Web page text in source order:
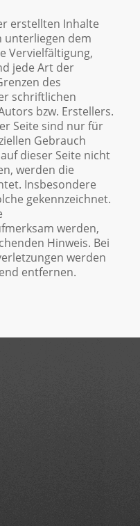
erstellten Inhalte
unterliegen dem
Vervielfältigung,
jede Art der
des
schriftlichen
bzw. Erstellers.
Seite sind nur für
Gebrauch
dieser Seite nicht
werden die
Insbesondere
gekennzeichnet.
werden,
Hinweis. Bei
werden
entfernen.